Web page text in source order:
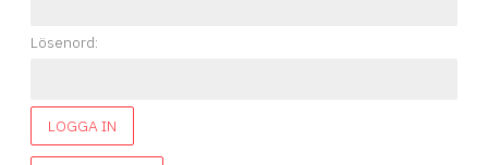
Lösenord:
LOGGA IN